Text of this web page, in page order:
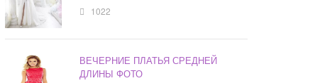
1022
ВЕЧЕРНИЕ ПЛАТЬЯ СРЕДНЕЙ
ДЛИНЫ ФОТО